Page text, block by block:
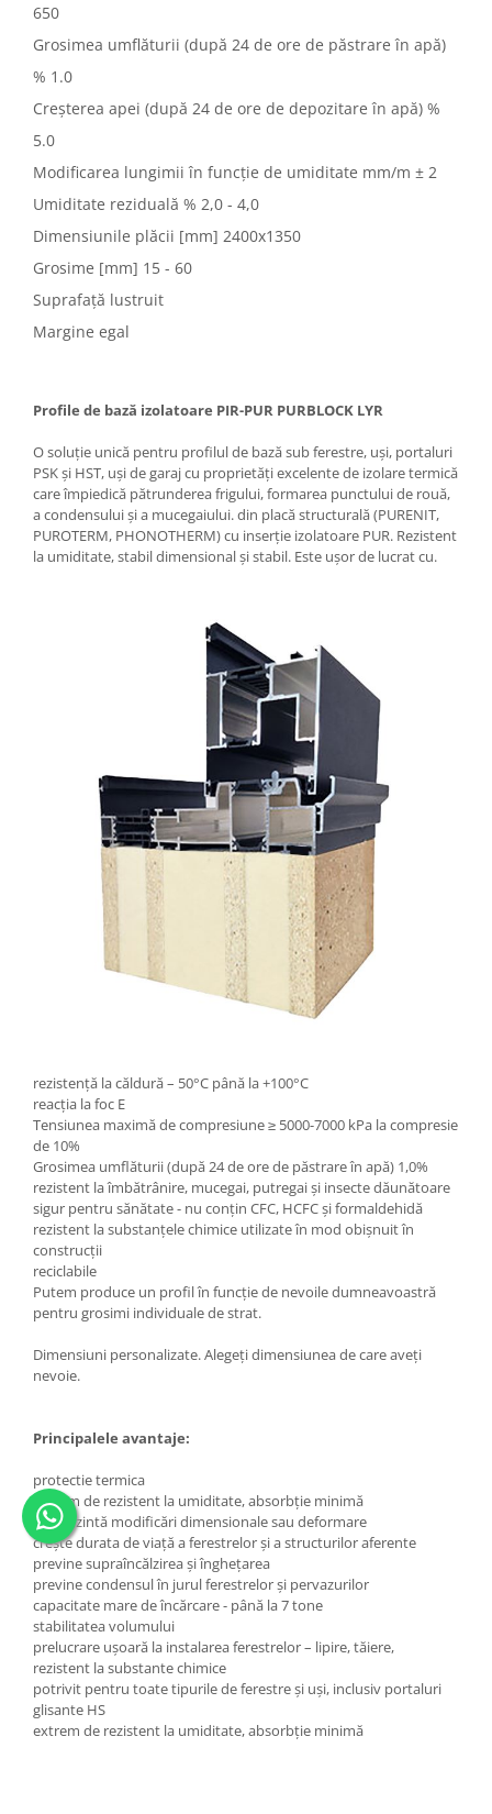
650
Grosimea umflăturii (după 24 de ore de păstrare în apă)
% 1.0
Creșterea apei (după 24 de ore de depozitare în apă) %
5.0
Modificarea lungimii în funcție de umiditate mm/m ± 2
Umiditate reziduală % 2,0 - 4,0
Dimensiunile plăcii [mm] 2400x1350
Grosime [mm] 15 - 60
Suprafaţă lustruit
Margine egal
Profile de bază izolatoare PIR-PUR PURBLOCK LYR
O soluție unică pentru profilul de bază sub ferestre, uși, portaluri
PSK și HST, uși de garaj cu proprietăți excelente de izolare termică
care împiedică pătrunderea frigului, formarea punctului de rouă,
a condensului și a mucegaiului. din placă structurală (PURENIT,
PUROTERM, PHONOTHERM) cu inserție izolatoare PUR. Rezistent
la umiditate, stabil dimensional și stabil. Este ușor de lucrat cu.
rezistență la căldură – 50°C până la +100°C
reacția la foc E
Tensiunea maximă de compresiune ≥ 5000-7000 kPa la compresie
de 10%
Grosimea umflăturii (după 24 de ore de păstrare în apă) 1,0%
rezistent la îmbătrânire, mucegai, putregai și insecte dăunătoare
sigur pentru sănătate - nu conțin CFC, HCFC și formaldehidă
rezistent la substanțele chimice utilizate în mod obișnuit în
construcții
reciclabile
Putem produce un profil în funcție de nevoile dumneavoastră
pentru grosimi individuale de strat.
Dimensiuni personalizate. Alegeți dimensiunea de care aveți
nevoie.
Principalele avantaje:
protectie termica
extrem de rezistent la umiditate, absorbție minimă
nu prezintă modificări dimensionale sau deformare
crește durata de viață a ferestrelor și a structurilor aferente
previne supraîncălzirea și înghețarea
previne condensul în jurul ferestrelor și pervazurilor
capacitate mare de încărcare - până la 7 tone
stabilitatea volumului
prelucrare ușoară la instalarea ferestrelor – lipire, tăiere,
rezistent la substante chimice
potrivit pentru toate tipurile de ferestre și uși, inclusiv portaluri
glisante HS
extrem de rezistent la umiditate, absorbție minimă